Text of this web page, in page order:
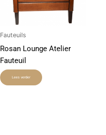
Fauteuils
Rosan Lounge Atelier
Fauteuil
Lees verder